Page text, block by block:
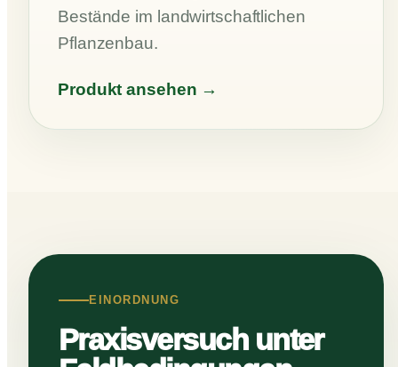
Bestände im landwirtschaftlichen
Pflanzenbau.
Produkt ansehen →
EINORDNUNG
Praxisversuch unter